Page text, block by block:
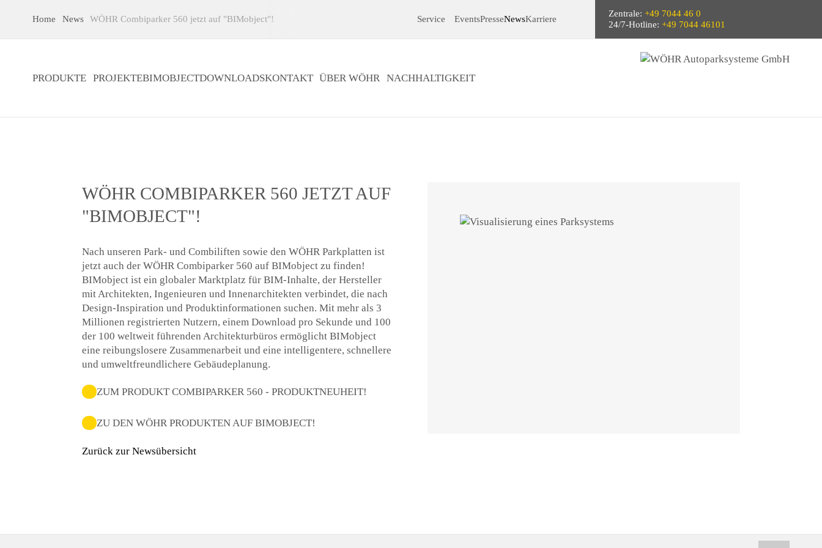
Home News WÖHR Combiparker 560 jetzt auf "BIMobject"! Service EventsPresseNewsKarriere
Zentrale: +49 7044 46 0
24/7-Hotline: +49 7044 46101
PRODUKTE PROJEKTEBIMOBJECTDOWNLOADSKONTAKT ÜBER WÖHR NACHHALTIGKEIT
WÖHR COMBIPARKER 560 JETZT AUF
"BIMOBJECT"!
Nach unseren Park- und Combiliften sowie den WÖHR Parkplatten ist
jetzt auch der WÖHR Combiparker 560 auf BIMobject zu finden!
BIMobject ist ein globaler Marktplatz für BIM-Inhalte, der Hersteller
mit Architekten, Ingenieuren und Innenarchitekten verbindet, die nach
Design-Inspiration und Produktinformationen suchen. Mit mehr als 3
Millionen registrierten Nutzern, einem Download pro Sekunde und 100
der 100 weltweit führenden Architekturbüros ermöglicht BIMobject
eine reibungslosere Zusammenarbeit und eine intelligentere, schnellere
und umweltfreundlichere Gebäudeplanung.
ZUM PRODUKT COMBIPARKER 560 - PRODUKTNEUHEIT!
ZU DEN WÖHR PRODUKTEN AUF BIMOBJECT!
Zurück zur Newsübersicht